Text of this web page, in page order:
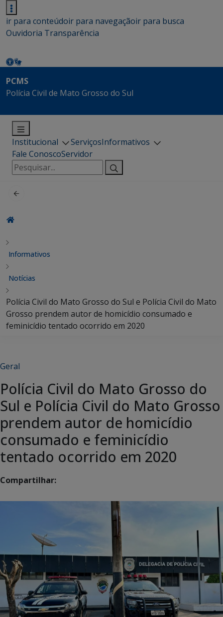
ir para conteúdoir para navegaçãoir para busca
Ouvidoria Transparência
PCMS
Polícia Civil de Mato Grosso do Sul
Institucional ServiçosInformativos
Fale ConoscoServidor
Pesquisar
por:
Informativos
Notícias
Polícia Civil do Mato Grosso do Sul e Polícia Civil do Mato
Grosso prendem autor de homicídio consumado e
feminicídio tentado ocorrido em 2020
Geral
Polícia Civil do Mato Grosso do
Sul e Polícia Civil do Mato Grosso
prendem autor de homicídio
consumado e feminicídio
tentado ocorrido em 2020
Compartilhar: